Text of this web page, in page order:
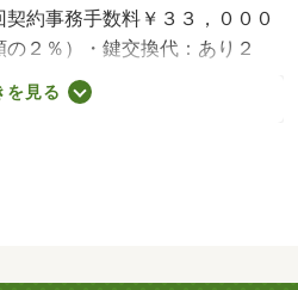
約事務手数料￥３３，０００
２％）・鍵交換代：あり２
シャーメゾンライフサポート
部屋☆インターネット使用料無
用 88440円
を見る